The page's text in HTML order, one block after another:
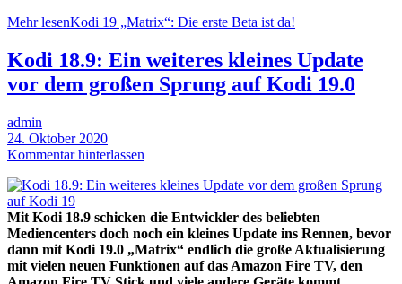
Mehr lesenKodi 19 „Matrix“: Die erste Beta ist da!
Kodi 18.9: Ein weiteres kleines Update
vor dem großen Sprung auf Kodi 19.0
admin
24. Oktober 2020
Kommentar hinterlassen
Mit Kodi 18.9 schicken die Entwickler des beliebten
Mediencenters doch noch ein kleines Update ins Rennen, bevor
dann mit Kodi 19.0 „Matrix“ endlich die große Aktualisierung
mit vielen neuen Funktionen auf das Amazon Fire TV, den